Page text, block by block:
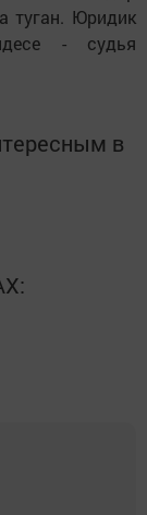
туган. Юридик
- судья
в